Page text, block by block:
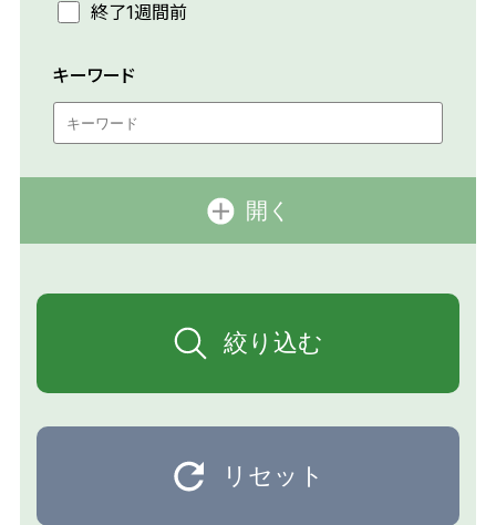
終了1週間前
キーワード
開く
絞り込む
リセット